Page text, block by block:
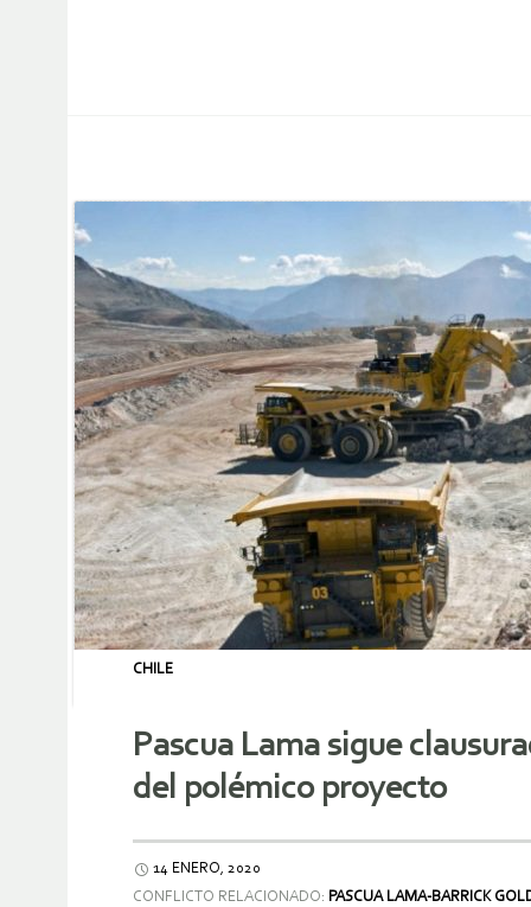
CHILE
Pascua Lama sigue
del polémico proyecto
14 ENERO, 2020
CONFLICTO RELACIONADO: PASCUA LAMA-BARRICK